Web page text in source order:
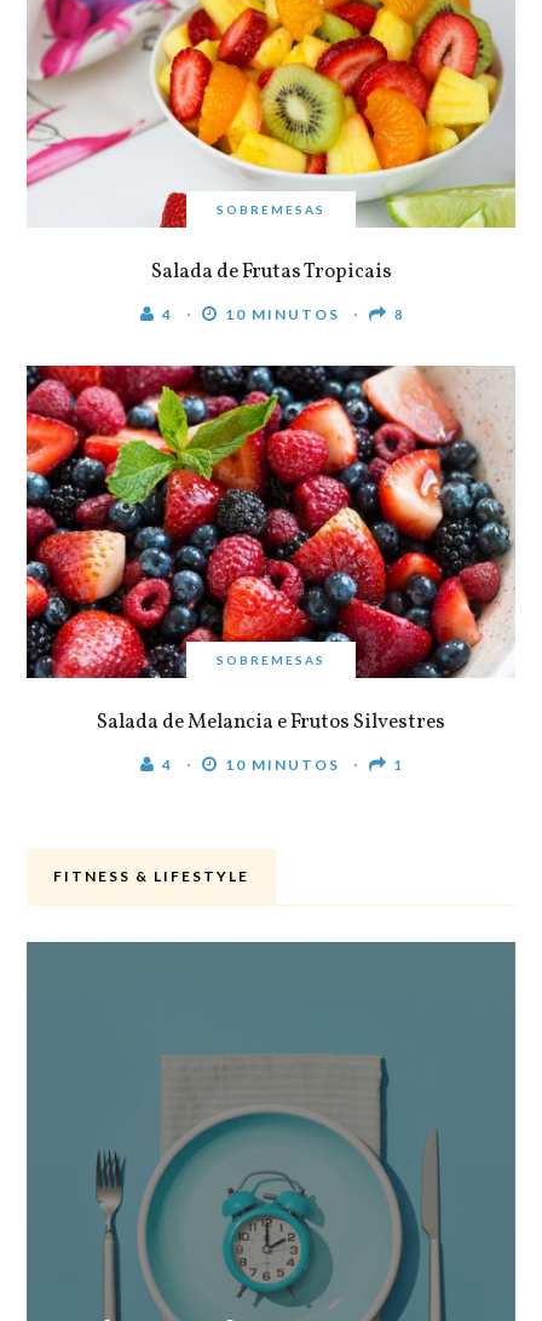
SOBREMESAS
Salada de Frutas Tropicais
4 10 MINUTOS 8
SOBREMESAS
Salada de Melancia e Frutos Silvestres
4 10 MINUTOS 1
FITNESS & LIFESTYLE